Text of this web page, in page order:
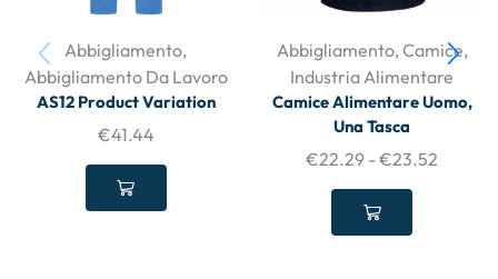
Abbigliamento,
Abbigliamento Da Lavoro
AS12 Product Variation
€41.44
Abbigliamento,Camice,
Industria Alimentare
Camice Alimentare Uomo,
Una Tasca
€22.29 -€23.52